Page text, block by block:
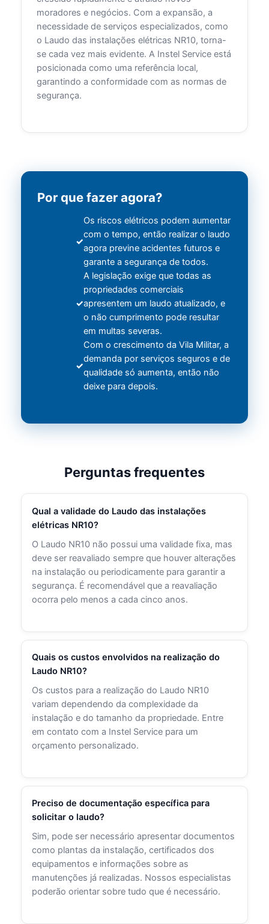
moradores e negócios. Com a expansão, a
necessidade de serviços especializados, como
o Laudo das instalações elétricas NR10, torna-
se cada vez mais evidente. A Instel Service está
posicionada como uma referência local,
garantindo a conformidade com as normas de
segurança.
Por que fazer agora?
Os riscos elétricos podem aumentar
com o tempo, então realizar o laudo
agora previne acidentes futuros e
garante a segurança de todos.
A legislação exige que todas as
propriedades comerciais
apresentem um laudo atualizado, e
o não cumprimento pode resultar
em multas severas.
Com o crescimento da Vila Militar, a
demanda por serviços seguros e de
qualidade só aumenta, então não
deixe para depois.
Perguntas frequentes
Qual a validade do Laudo das instalações
elétricas NR10?
O Laudo NR10 não possui uma validade fixa, mas
deve ser reavaliado sempre que houver alterações
na instalação ou periodicamente para garantir a
segurança. É recomendável que a reavaliação
ocorra pelo menos a cada cinco anos.
Quais os custos envolvidos na realização do
Laudo NR10?
Os custos para a realização do Laudo NR10
variam dependendo da complexidade da
instalação e do tamanho da propriedade. Entre
em contato com a Instel Service para um
orçamento personalizado.
Preciso de documentação específica para
solicitar o laudo?
Sim, pode ser necessário apresentar documentos
como plantas da instalação, certificados dos
equipamentos e informações sobre as
manutenções já realizadas. Nossos especialistas
poderão orientar sobre tudo que é necessário.